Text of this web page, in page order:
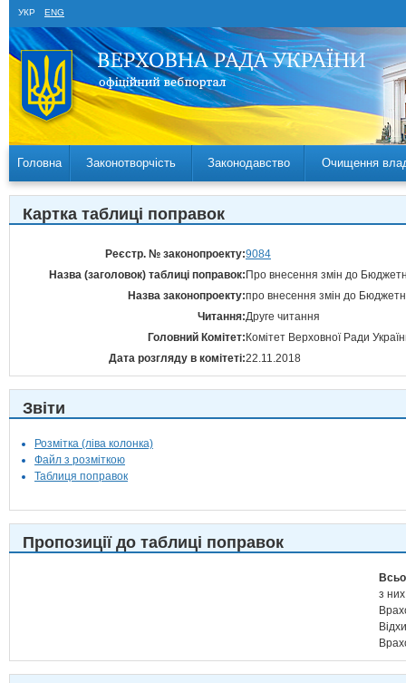
УКР ENG
Головна Законотворчість Законодавство Очищення
Картка таблиці поправок
Реєстр. № законопроекту:9084
Назва (заголовок) таблиці поправок: Про внесення змін до
Назва законопроекту:про внесення змін до
Читання:Друге читання
Головний Комітет: Комітет Верховної Ради
Дата розгляду в комітеті:22.11.2018
Звіти
Розмітка (ліва колонка)
Файл з розміткою
Таблиця поправок
Пропозиції до таблиці поправок
з